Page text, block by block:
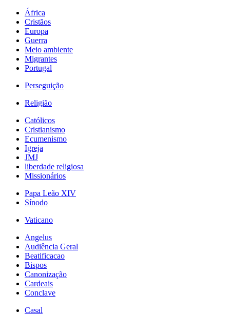
África
Cristãos
Europa
Guerra
Meio ambiente
Migrantes
Portugal
Perseguição
Religião
Católicos
Cristianismo
Ecumenismo
Igreja
JMJ
liberdade religiosa
Missionários
Papa Leão XIV
Sínodo
Vaticano
Angelus
Audiência Geral
Beatificacao
Bispos
Canonização
Cardeais
Conclave
Casal